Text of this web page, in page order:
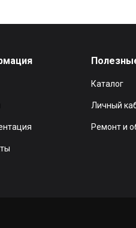
Каталог
Личный
Ремонт и